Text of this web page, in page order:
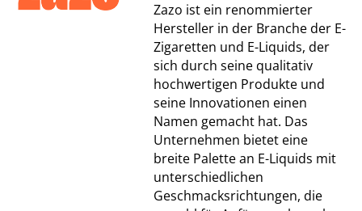
Zazo ist ein renommierter
Hersteller in der Branche der E-
Zigaretten und E-Liquids, der
sich durch seine qualitativ
hochwertigen Produkte und
seine Innovationen einen
Namen gemacht hat. Das
Unternehmen bietet eine
breite Palette an E-Liquids mit
unterschiedlichen
Geschmacksrichtungen, die